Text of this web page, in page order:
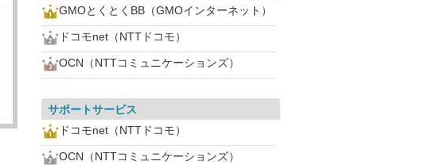
GMOとくとくBB（GMOインターネット）
ドコモnet（NTTドコモ）
OCN（NTTコミュニケーションズ）
サポートサービス
ドコモnet（NTTドコモ）
OCN（NTTコミュニケーションズ）